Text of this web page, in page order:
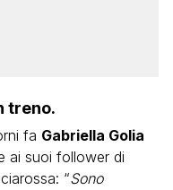
treno.
fa Gabriella Golia
ai suoi follower di
“Sono